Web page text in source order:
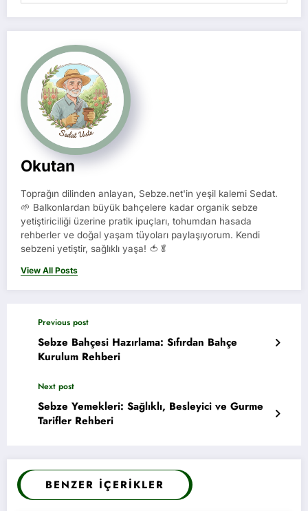
Okutan
Toprağın dilinden anlayan, Sebze.net'in yeşil kalemi Sedat.
🌱 Balkonlardan büyük bahçelere kadar organik sebze
yetiştiriciliği üzerine pratik ipuçları, tohumdan hasada
rehberler ve doğal yaşam tüyoları paylaşıyorum. Kendi
sebzeni yetiştir, sağlıklı yaşa! 🍅🥬
View All Posts
Previous post
Sebze Bahçesi Hazırlama: Sıfırdan Bahçe
Kurulum Rehberi
Next post
Sebze Yemekleri: Sağlıklı, Besleyici ve Gurme
Tarifler Rehberi
BENZER İÇERIKLER